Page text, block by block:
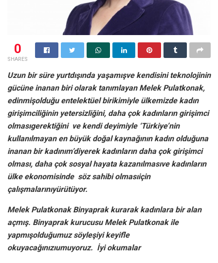
0
SHARES
Uzun bir süre yurtdışında yaşamışve kendisini teknolojinin
gücüne inanan biri olarak tanımlayan Melek Pulatkonak,
edinmişolduğu entelektüel birikimiyle ülkemizde kadın
girişimciliğinin yetersizliğini, daha çok kadınların girişimci
olmasıgerektiğini ve kendi deyimiyle ‘Türkiye’nin
kullanılmayan en büyük doğal kaynağının kadın olduğuna
inanan bir kadınım’diyerek kadınların daha çok girişimci
olması, daha çok sosyal hayata kazanılmasıve kadınların
ülke ekonomisinde söz sahibi olmasıiçin
çalışmalarınıyürütüyor.
Melek Pulatkonak Binyaprak kurarak kadınlara bir alan
açmış. Binyaprak kurucusu Melek Pulatkonak ile
yapmışolduğumuz söyleşiyi keyifle
okuyacağınızıumuyoruz. İyi okumalar